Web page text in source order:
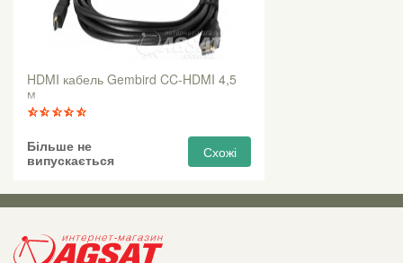
HDMI кабель Gembird CC-HDMI 4,5
м
Більше не
випускається
Схожі